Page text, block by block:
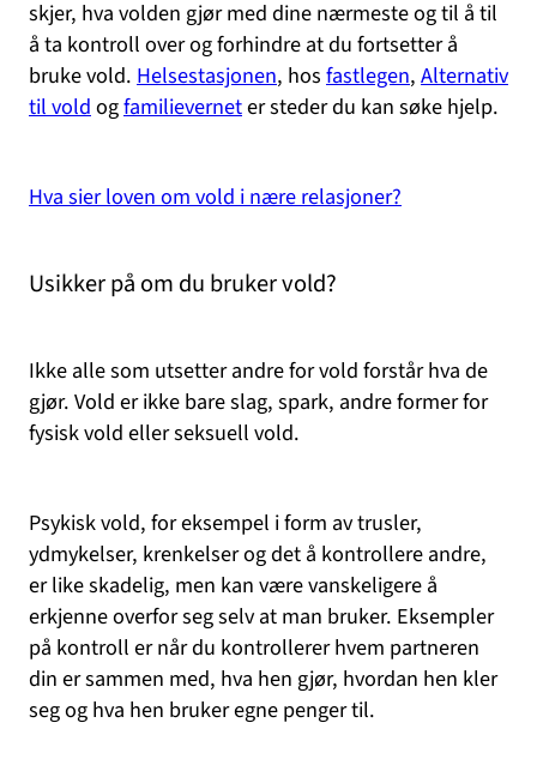
skjer, hva volden gjør med dine nærmeste og til å til
å ta kontroll over og forhindre at du fortsetter å
bruke vold. Helsestasjonen, hosfastlegen,Alternativ
til voldogfamilieverneter steder du kan søke hjelp.
Hva sier loven om vold i nære relasjoner?
Usikker på om du bruker vold?
Ikke alle som utsetter andre for vold forstår hva de
gjør. Vold er ikke bare slag, spark, andre former for
fysisk vold eller seksuell vold.
Psykisk vold, for eksempel i form av trusler,
ydmykelser, krenkelser og det å kontrollere andre,
er like skadelig, men kan være vanskeligere å
erkjenne overfor seg selv at man bruker. Eksempler
på kontroll er når du kontrollerer hvem partneren
din er sammen med, hva hen gjør, hvordan hen kler
seg og hva hen bruker egne penger til.